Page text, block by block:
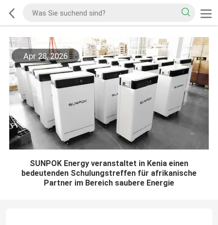
Apr 28, 2026
SUNPOK Energy veranstaltet in Kenia einen
bedeutenden Schulungstreffen für afrikanische
Partner im Bereich saubere Energie